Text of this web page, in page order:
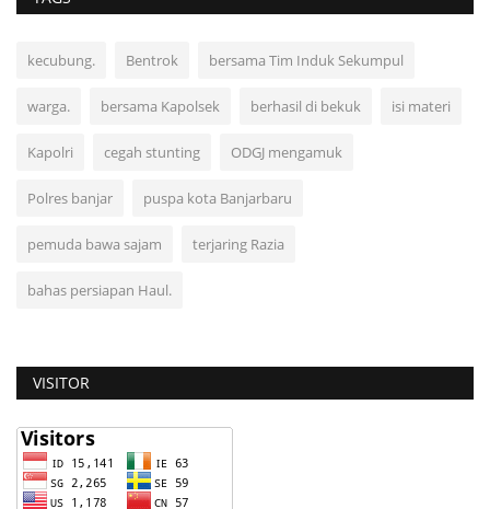
kecubung. Bentrok bersama Tim Induk Sekumpul
warga. bersama Kapolsek berhasil di bekuk isi materi
Kapolri cegah stunting ODGJ mengamuk
Polres banjar puspa kota Banjarbaru
pemuda bawa sajam terjaring Razia
bahas persiapan Haul.
VISITOR